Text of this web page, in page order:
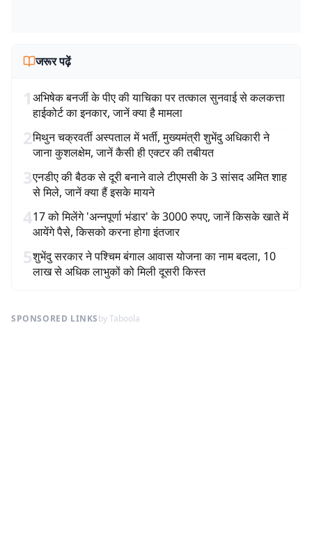
जरूर पढ़ें
1अभिषेक बनर्जी के पीए की याचिका पर तत्काल सुनवाई से कलकत्ता
हाईकोर्ट का इनकार, जानें क्या है मामला
2मिथुन चक्रवर्ती अस्पताल में भर्ती, मुख्यमंत्री शुभेंदु अधिकारी ने
जाना कुशलक्षेम, जानें कैसी ही एक्टर की तबीयत
3एनडीए की बैठक से दूरी बनाने वाले टीएमसी के 3 सांसद अमित शाह
से मिले, जानें क्या हैं इसके मायने
417 को मिलेंगे 'अन्नपूर्णा भंडार' के 3000 रुपए, जानें किसके खाते में
आयेंगे पैसे, किसको करना होगा इंतजार
5शुभेंदु सरकार ने पश्चिम बंगाल आवास योजना का नाम बदला, 10
लाख से अधिक लाभुकों को मिली दूसरी किस्त
SPONSORED LINKSby Taboola